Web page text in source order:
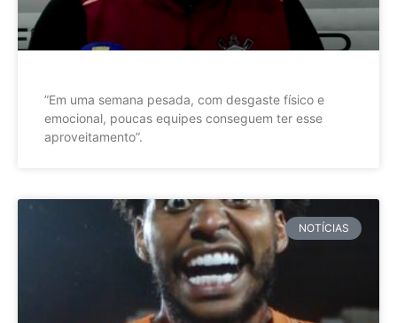
”Em uma semana pesada, com desgaste físico e
emocional, poucas equipes conseguem ter esse
aproveitamento”.
NOTÍCIAS